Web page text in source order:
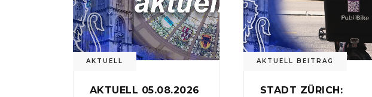
AKTUELL
AKTUELL 05.08.2026
AKTUELL BEITRAG
STADT ZÜRICH: